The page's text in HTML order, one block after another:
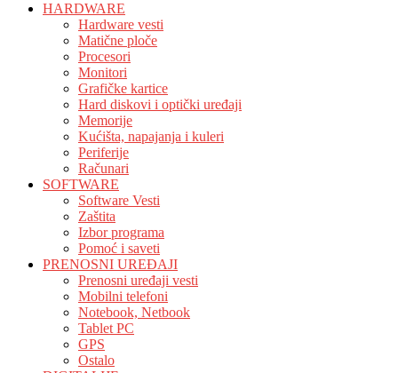
HARDWARE
Hardware vesti
Matične ploče
Procesori
Monitori
Grafičke kartice
Hard diskovi i optički uređaji
Memorije
Kućišta, napajanja i kuleri
Periferije
Računari
SOFTWARE
Software Vesti
Zaštita
Izbor programa
Pomoć i saveti
PRENOSNI UREĐAJI
Prenosni uređaji vesti
Mobilni telefoni
Notebook, Netbook
Tablet PC
GPS
Ostalo